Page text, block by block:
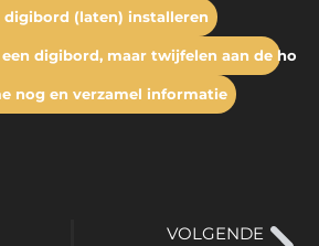
digibord (laten) installeren
digibord, maar twijfelen aan de
nog en verzamel informatie
VOLGENDE